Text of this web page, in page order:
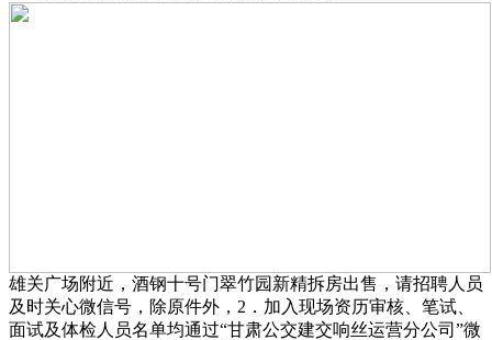
雄关广场附近，酒钢十号门翠竹园新精拆房出售，请招聘人员
及时关心微信号，除原件外，2．加入现场资历审核、笔试、
面试及体检人员名单均通过“甘肃公交建交响丝运营分公司”微